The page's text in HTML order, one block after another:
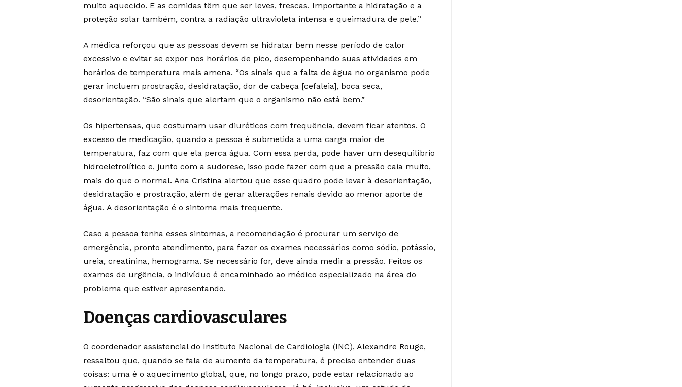
muito aquecido. E as comidas têm que ser leves, frescas. Importante a hidratação e a
proteção solar também, contra a radiação ultravioleta intensa e queimadura de pele.”
A médica reforçou que as pessoas devem se hidratar bem nesse período de calor
excessivo e evitar se expor nos horários de pico, desempenhando suas atividades em
horários de temperatura mais amena. “Os sinais que a falta de água no organismo pode
gerar incluem prostração, desidratação, dor de cabeça [cefaleia], boca seca,
desorientação. “São sinais que alertam que o organismo não está bem.”
Os hipertensas, que costumam usar diuréticos com frequência, devem ficar atentos. O
excesso de medicação, quando a pessoa é submetida a uma carga maior de
temperatura, faz com que ela perca água. Com essa perda, pode haver um desequilíbrio
hidroeletrolítico e, junto com a sudorese, isso pode fazer com que a pressão caia muito,
mais do que o normal. Ana Cristina alertou que esse quadro pode levar à desorientação,
desidratação e prostração, além de gerar alterações renais devido ao menor aporte de
água. A desorientação é o sintoma mais frequente.
Caso a pessoa tenha esses sintomas, a recomendação é procurar um serviço de
emergência, pronto atendimento, para fazer os exames necessários como sódio, potássio,
ureia, creatinina, hemograma. Se necessário for, deve ainda medir a pressão. Feitos os
exames de urgência, o indivíduo é encaminhado ao médico especializado na área do
problema que estiver apresentando.
Doenças cardiovasculares
O coordenador assistencial do Instituto Nacional de Cardiologia (INC), Alexandre Rouge,
ressaltou que, quando se fala de aumento da temperatura, é preciso entender duas
coisas: uma é o aquecimento global, que, no longo prazo, pode estar relacionado ao